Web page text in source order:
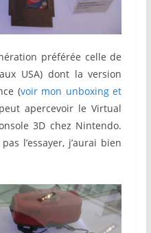
préférée celle de
USA) dont la version
(voir mon unboxing et
apercevoir le Virtual
3D chez Nintendo.
l’essayer, j’aurai bien